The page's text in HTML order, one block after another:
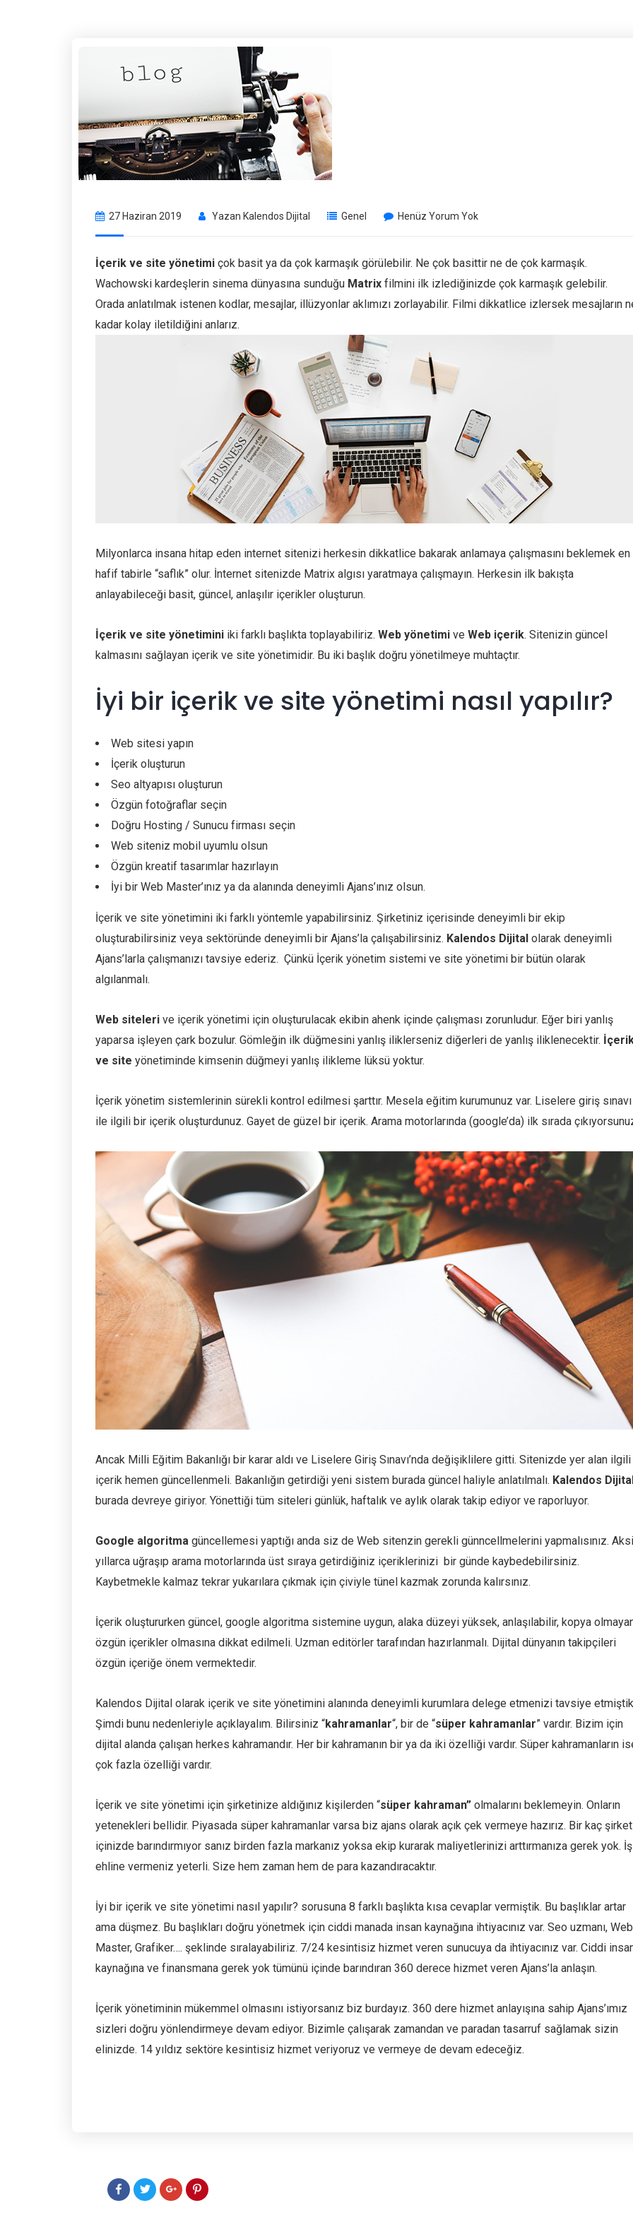
27 Haziran 2019 Yazan Kalendos Dijital Genel Henüz Yorum Yok
İçerik ve site yönetimi çok basit ya da çok karmaşık görülebilir. Ne çok basittir ne de çok karmaşık.
Wachowski kardeşlerin sinema dünyasına sunduğu Matrix filmini ilk izlediğinizde çok karmaşık gelebilir.
Orada anlatılmak istenen kodlar, mesajlar, illüzyonlar aklımızı zorlayabilir. Filmi dikkatlice izlersek mesajların
kadar kolay iletildiğini anlarız.
Milyonlarca insana hitap eden internet sitenizi herkesin dikkatlice bakarak anlamaya çalışmasını beklemek en
hafif tabirle “saflık” olur. İnternet sitenizde Matrix algısı yaratmaya çalışmayın. Herkesin ilk bakışta
anlayabileceği basit, güncel, anlaşılır içerikler oluşturun.
İçerik ve site yönetimini iki farklı başlıkta toplayabiliriz. Web yönetimi ve Web içerik. Sitenizin güncel
kalmasını sağlayan içerik ve site yönetimidir. Bu iki başlık doğru yönetilmeye muhtaçtır.
İyi bir içerik ve site yönetimi nasıl yapılır?
Web sitesi yapın
İçerik oluşturun
Seo altyapısı oluşturun
Özgün fotoğraflar seçin
Doğru Hosting / Sunucu firması seçin
Web siteniz mobil uyumlu olsun
Özgün kreatif tasarımlar hazırlayın
İyi bir Web Master’ınız ya da alanında deneyimli Ajans’ınız olsun.
İçerik ve site yönetimini iki farklı yöntemle yapabilirsiniz. Şirketiniz içerisinde deneyimli bir ekip
oluşturabilirsiniz veya sektöründe deneyimli bir Ajans’la çalışabilirsiniz. Kalendos Dijital olarak deneyimli
Ajans’larla çalışmanızı tavsiye ederiz. Çünkü İçerik yönetim sistemi ve site yönetimi bir bütün olarak
algılanmalı.
Web siteleri ve içerik yönetimi için oluşturulacak ekibin ahenk içinde çalışması zorunludur. Eğer biri yanlış
yaparsa işleyen çark bozulur. Gömleğin ilk düğmesini yanlış iliklerseniz diğerleri de yanlış iliklenecektir.
ve site yönetiminde kimsenin düğmeyi yanlış ilikleme lüksü yoktur.
İçerik yönetim sistemlerinin sürekli kontrol edilmesi şarttır. Mesela eğitim kurumunuz var. Liselere giriş sınavı
ile ilgili bir içerik oluşturdunuz. Gayet de güzel bir içerik. Arama motorlarında (google’da) ilk sırada
Ancak Milli Eğitim Bakanlığı bir karar aldı ve Liselere Giriş Sınavı’nda değişiklilere gitti. Sitenizde yer alan ilgili
içerik hemen güncellenmeli. Bakanlığın getirdiği yeni sistem burada güncel haliyle anlatılmalı. Kalendos
burada devreye giriyor. Yönettiği tüm siteleri günlük, haftalık ve aylık olarak takip ediyor ve raporluyor.
Google algoritma güncellemesi yaptığı anda siz de Web sitenzin gerekli günncellmelerini yapmalısınız. Aksi
yıllarca uğraşıp arama motorlarında üst sıraya getirdiğiniz içeriklerinizi bir günde kaybedebilirsiniz.
Kaybetmekle kalmaz tekrar yukarılara çıkmak için çiviyle tünel kazmak zorunda kalırsınız.
İçerik oluştururken güncel, google algoritma sistemine uygun, alaka düzeyi yüksek, anlaşılabilir, kopya
özgün içerikler olmasına dikkat edilmeli. Uzman editörler tarafından hazırlanmalı. Dijital dünyanın takipçileri
özgün içeriğe önem vermektedir.
Kalendos Dijital olarak içerik ve site yönetimini alanında deneyimli kurumlara delege etmenizi tavsiye
Şimdi bunu nedenleriyle açıklayalım. Bilirsiniz “kahramanlar“, bir de “süper kahramanlar” vardır. Bizim için
dijital alanda çalışan herkes kahramandır. Her bir kahramanın bir ya da iki özelliği vardır. Süper kahramanların
çok fazla özelliği vardır.
İçerik ve site yönetimi için şirketinize aldığınız kişilerden “süper kahraman” olmalarını beklemeyin. Onların
yetenekleri bellidir. Piyasada süper kahramanlar varsa biz ajans olarak açık çek vermeye hazırız. Bir kaç
içinizde barındırmıyor sanız birden fazla markanız yoksa ekip kurarak maliyetlerinizi arttırmanıza gerek yok.
ehline vermeniz yeterli. Size hem zaman hem de para kazandıracaktır.
İyi bir içerik ve site yönetimi nasıl yapılır? sorusuna 8 farklı başlıkta kısa cevaplar vermiştik. Bu başlıklar artar
ama düşmez. Bu başlıkları doğru yönetmek için ciddi manada insan kaynağına ihtiyacınız var. Seo uzmanı, Web
Master, Grafiker…. şeklinde sıralayabiliriz. 7/24 kesintisiz hizmet veren sunucuya da ihtiyacınız var. Ciddi
kaynağına ve finansmana gerek yok tümünü içinde barındıran 360 derece hizmet veren Ajans’la anlaşın.
İçerik yönetiminin mükemmel olmasını istiyorsanız biz burdayız. 360 dere hizmet anlayışına sahip Ajans’ımız
sizleri doğru yönlendirmeye devam ediyor. Bizimle çalışarak zamandan ve paradan tasarruf sağlamak sizin
elinizde. 14 yıldız sektöre kesintisiz hizmet veriyoruz ve vermeye de devam edeceğiz.